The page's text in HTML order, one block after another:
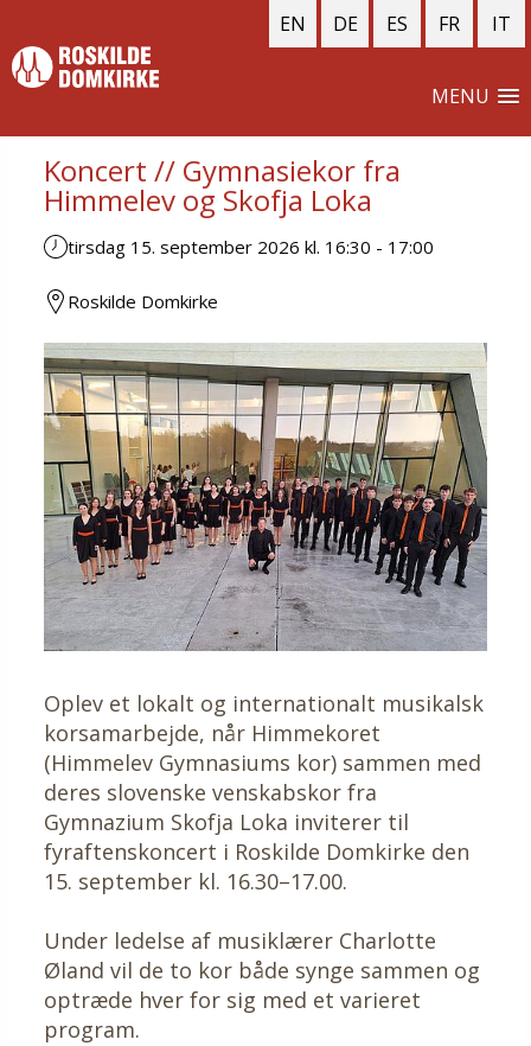
IT
FR
ES
DE
EN
MENU
Koncert // Gymnasiekor fra
Himmelev og Skofja Loka
tirsdag 15. september 2026 kl. 16:30 - 17:00
Roskilde Domkirke
Oplev et lokalt og internationalt musikalsk
korsamarbejde, når Himmekoret
(Himmelev Gymnasiums kor) sammen med
deres slovenske venskabskor fra
Gymnazium Skofja Loka inviterer til
fyraftenskoncert i Roskilde Domkirke den
15. september kl. 16.30–17.00.
Under ledelse af musiklærer Charlotte
Øland vil de to kor både synge sammen og
optræde hver for sig med et varieret
program.